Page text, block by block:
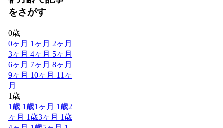
をさがす
0歳
0ヶ月 1ヶ月 2ヶ月
3ヶ月 4ヶ月 5ヶ月
6ヶ月 7ヶ月 8ヶ月
9ヶ月 10ヶ月 11ヶ
月
1歳
1歳 1歳1ヶ月 1歳2
ヶ月 1歳3ヶ月 1歳